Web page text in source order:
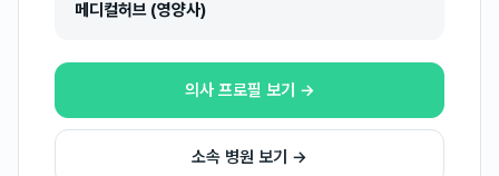
메디컬허브 (영양사)
의사 프로필 보기 →
소속 병원 보기 →